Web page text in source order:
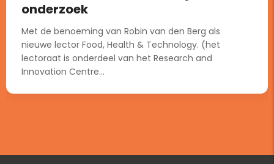
onderzoek
Met de benoeming van Robin van den Berg als
nieuwe lector Food, Health & Technology. (het
lectoraat is onderdeel van het Research and
Innovation Centre...